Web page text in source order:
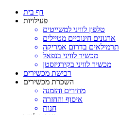
דף בית
פעילויות
טלפון לוויני למשייטים
ארגונים חינוכיים מטיילים
תרמילאים בדרום אמריקה
מכשיר לוויני בנפאל
מכשיר לוויני בקירגיזסטן
רכישת מכשירים
השכרת מכשירים
מחירים והזמנה
איסוף והחזרה
חנות